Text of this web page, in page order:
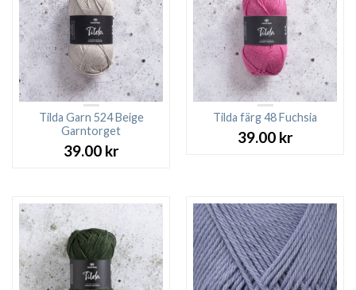
Tilda Garn 524 Beige
Garntorget
39.00 kr
Tilda färg 48 Fuchsia
39.00 kr